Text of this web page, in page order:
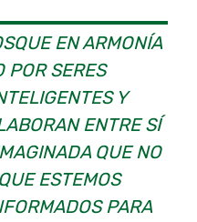
EN ARMONÍA
POR SERES
Y
ENTRE SÍ
QUE NO
ESTEMOS
PARA